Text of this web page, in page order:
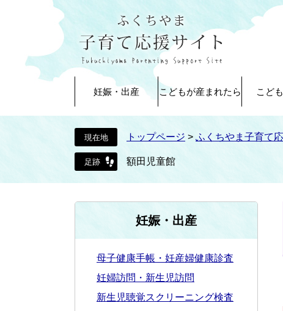
妊娠・出産 こどもが産まれたら こど
トップページ > ふくちやま子育て
額田児童館
妊娠・出産
母子健康手帳・妊産婦健康診査
妊婦訪問・新生児訪問
新生児聴覚スクリーニング検査